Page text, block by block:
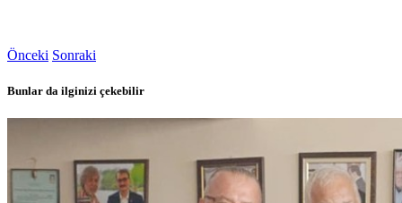
Önceki Sonraki
Bunlar da ilginizi çekebilir